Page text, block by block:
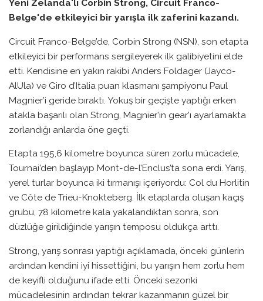
Yeni Zelanda'lı Corbin Strong, Circuit Franco-
Belge'de etkileyici bir yarışla ilk zaferini kazandı.
Circuit Franco-Belge’de, Corbin Strong (NSN), son etapta
etkileyici bir performans sergileyerek ilk galibiyetini elde
etti. Kendisine en yakın rakibi Anders Foldager (Jayco-
AlUla) ve Giro d’Italia puan klasmanı şampiyonu Paul
Magnier’i geride bıraktı. Yokuş bir geçişte yaptığı erken
atakla başarılı olan Strong, Magnier’in gear’ı ayarlamakta
zorlandığı anlarda öne geçti.
Etapta 195,6 kilometre boyunca süren zorlu mücadele,
Tournai’den başlayıp Mont-de-l’Enclus’ta sona erdi. Yarış,
yerel turlar boyunca iki tırmanışı içeriyordu: Col du Horlitin
ve Côte de Trieu-Knokteberg. İlk etaplarda oluşan kaçış
grubu, 78 kilometre kala yakalandıktan sonra, son
düzlüğe girildiğinde yarışın temposu oldukça arttı.
Strong, yarış sonrası yaptığı açıklamada, önceki günlerin
ardından kendini iyi hissettiğini, bu yarışın hem zorlu hem
de keyifli olduğunu ifade etti. Önceki sezonki
mücadelesinin ardından tekrar kazanmanın güzel bir